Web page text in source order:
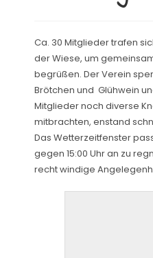
Ca. 30 Mitglieder trafen
der Wiese, um
begrüßen. Der Verein
Brötchen und Glühwein
Mitglieder noch diverse
mitbrachten, enstand
Das Wetterzeitfenster
gegen 15:00 Uhr an zu
recht windige